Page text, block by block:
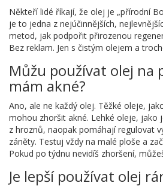
Někteří lidé říkají, že olej je „přírodní
je to jedna z nejúčinnějších,
metod, jak podpořit přirozenou
Bez reklam. Jen s čistým olejem a
Můžu používat olej na
mám akné?
Ano, ale ne každý olej. Těžké oleje,
mohou zhoršit akné. Lehké oleje, jako
z hroznů, naopak pomáhají regulovat
záněty. Testuj vždy na malé ploše a
Pokud po týdnu nevidíš zhoršení,
Je lepší používat olej